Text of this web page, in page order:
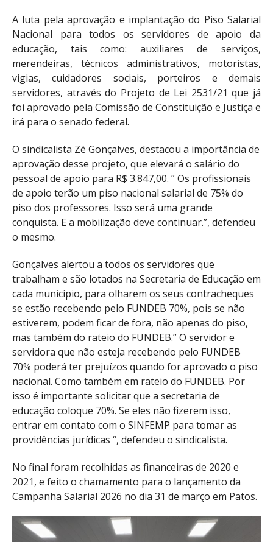
A luta pela aprovação e implantação do Piso Salarial
Nacional para todos os servidores de apoio da
educação, tais como: auxiliares de serviços,
merendeiras, técnicos administrativos, motoristas,
vigias, cuidadores sociais, porteiros e demais
servidores, através do Projeto de Lei 2531/21 que já
foi aprovado pela Comissão de Constituição e Justiça e
irá para o senado federal.
O sindicalista Zé Gonçalves, destacou a importância de
aprovação desse projeto, que elevará o salário do
pessoal de apoio para R$ 3.847,00. ” Os profissionais
de apoio terão um piso nacional salarial de 75% do
piso dos professores. Isso será uma grande
conquista. E a mobilização deve continuar.”, defendeu
o mesmo.
Gonçalves alertou a todos os servidores que
trabalham e são lotados na Secretaria de Educação em
cada município, para olharem os seus contracheques
se estão recebendo pelo FUNDEB 70%, pois se não
estiverem, podem ficar de fora, não apenas do piso,
mas também do rateio do FUNDEB.” O servidor e
servidora que não esteja recebendo pelo FUNDEB
70% poderá ter prejuízos quando for aprovado o piso
nacional. Como também em rateio do FUNDEB. Por
isso é importante solicitar que a secretaria de
educação coloque 70%. Se eles não fizerem isso,
entrar em contato com o SINFEMP para tomar as
providências jurídicas “, defendeu o sindicalista.
No final foram recolhidas as financeiras de 2020 e
2021, e feito o chamamento para o lançamento da
Campanha Salarial 2026 no dia 31 de março em Patos.